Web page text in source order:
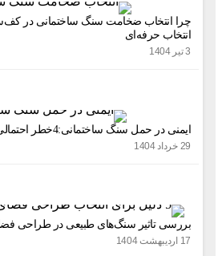
انتخاب ضخامت سنگ ساختمانی در کف‌سازی
حرفه‌ای
در حمل سنگ ساختمانی:4خطر احتمالی حمل سنگ سنگین
تاثیر سنگ‌های طبیعی در طراحی فضای باز